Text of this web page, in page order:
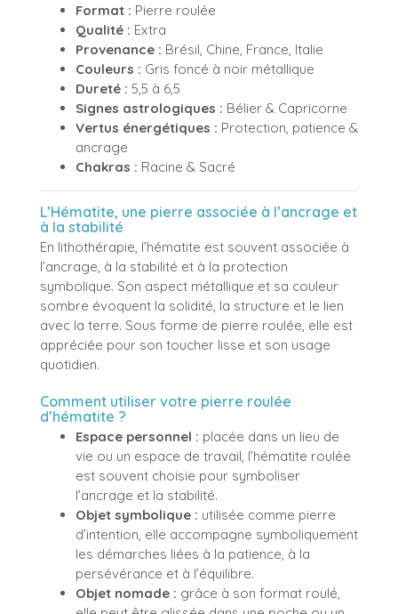
Format : Pierre roulée
Qualité : Extra
Provenance : Brésil, Chine, France, Italie
Couleurs : Gris foncé à noir métallique
Dureté : 5,5 à 6,5
Signes astrologiques : Bélier & Capricorne
Vertus énergétiques : Protection, patience &
ancrage
Chakras : Racine & Sacré
L’Hématite, une pierre associée à l’ancrage et
à la stabilité
En lithothérapie, l’hématite est souvent associée à
l’ancrage, à la stabilité et à la protection
symbolique. Son aspect métallique et sa couleur
sombre évoquent la solidité, la structure et le lien
avec la terre. Sous forme de pierre roulée, elle est
appréciée pour son toucher lisse et son usage
quotidien.
Comment utiliser votre pierre roulée
d’hématite ?
Espace personnel : placée dans un lieu de
vie ou un espace de travail, l’hématite roulée
est souvent choisie pour symboliser
l’ancrage et la stabilité.
Objet symbolique : utilisée comme pierre
d’intention, elle accompagne symboliquement
les démarches liées à la patience, à la
persévérance et à l’équilibre.
Objet nomade : grâce à son format roulé,